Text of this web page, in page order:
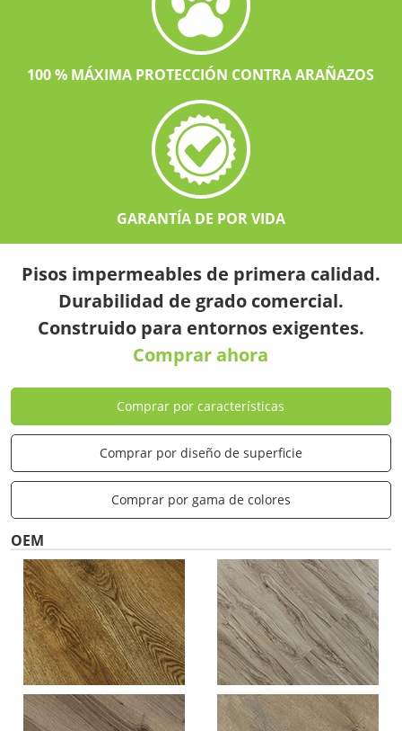
100 % MÁXIMA PROTECCIÓN CONTRA ARAÑAZOS
GARANTÍA DE POR VIDA
Pisos impermeables de primera calidad.
Durabilidad de grado comercial.
Construido para entornos exigentes.
Comprar ahora
Comprar por características
Comprar por diseño de superficie
Comprar por gama de colores
OEM